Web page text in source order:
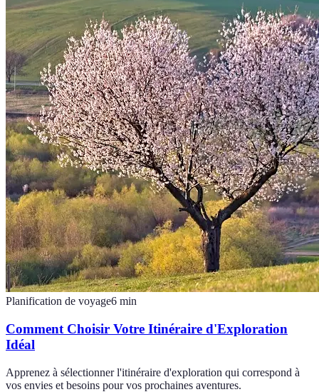
Planification de voyage6 min
Comment Choisir Votre Itinéraire d'Exploration
Idéal
Apprenez à sélectionner l'itinéraire d'exploration qui correspond à
vos envies et besoins pour vos prochaines aventures.